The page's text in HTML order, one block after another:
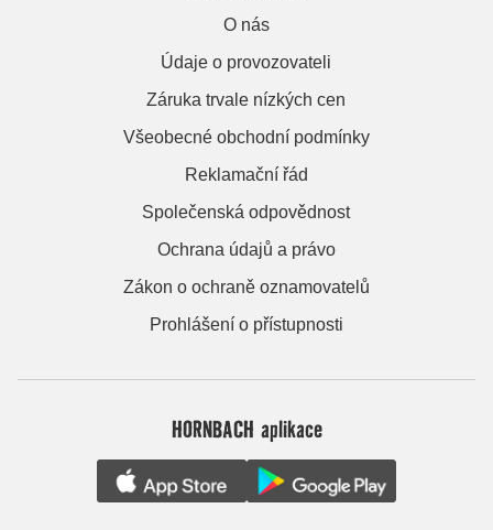
O nás
Údaje o provozovateli
Záruka trvale nízkých cen
Všeobecné obchodní podmínky
Reklamační řád
Společenská odpovědnost
Ochrana údajů a právo
Zákon o ochraně oznamovatelů
Prohlášení o přístupnosti
HORNBACH aplikace